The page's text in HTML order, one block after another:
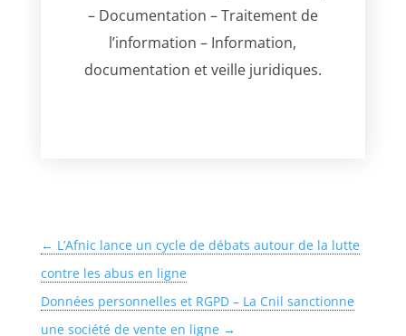
– Documentation – Traitement de
l’information – Information,
documentation et veille juridiques.
← L’Afnic lance un cycle de débats autour de la lutte
contre les abus en ligne
Données personnelles et RGPD – La Cnil sanctionne
une société de vente en ligne →